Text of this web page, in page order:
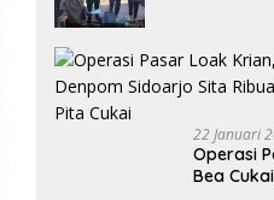
atas
22 Januari
Operasi
Bea